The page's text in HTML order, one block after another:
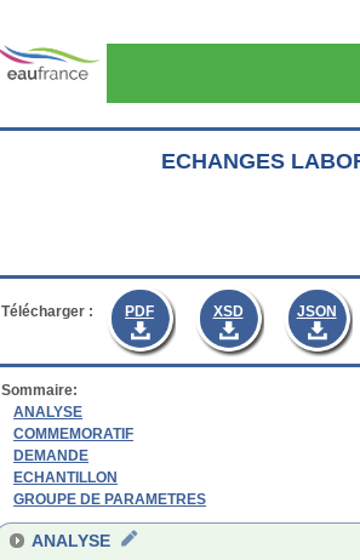
ECHANGES
Télécharger : PDF XSD JSON
Sommaire:
ANALYSE
COMMEMORATIF
DEMANDE
ECHANTILLON
GROUPE DE PARAMETRES
ANALYSE